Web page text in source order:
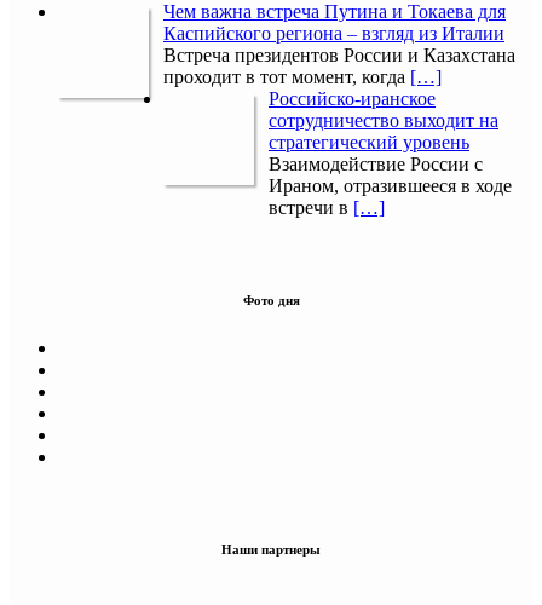
Чем важна встреча Путина и Токаева для
Каспийского региона – взгляд из Италии
Встреча президентов России и Казахстана
проходит в тот момент, когда […]
Российско-иранское
сотрудничество выходит на
стратегический уровень
Взаимодействие России с
Ираном, отразившееся в ходе
встречи в […]
Фото дня
Наши партнеры